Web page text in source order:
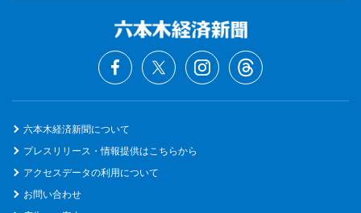
六本木経済新聞について
プレスリリース・情報提供はこちらから
アクセスデータの利用について
お問い合わせ